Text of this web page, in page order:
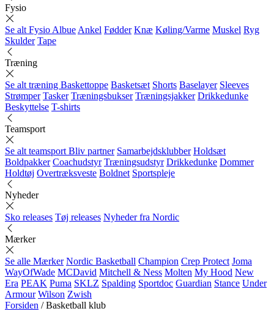
Fysio
Se alt Fysio Albue Ankel Fødder Knæ Køling/Varme Muskel Ryg
Skulder Tape
Træning
Se alt træning Baskettoppe Basketsæt Shorts Baselayer Sleeves
Strømper Tasker Træningsbukser Træningsjakker Drikkedunke
Beskyttelse T-shirts
Teamsport
Se alt teamsport Bliv partner Samarbejdsklubber Holdsæt
Boldpakker Coachudstyr Træningsudstyr Drikkedunke Dommer
Holdtøj Overtræksveste Boldnet Sportspleje
Nyheder
Sko releases Tøj releases Nyheder fra Nordic
Mærker
Se alle Mærker Nordic Basketball Champion Crep Protect Joma
WayOfWade MCDavid Mitchell & Ness Molten My Hood New
Era PEAK Puma SKLZ Spalding Sportdoc Guardian Stance Under
Armour Wilson Zwish
Forsiden / Basketball klub